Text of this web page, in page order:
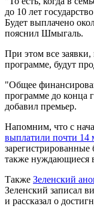
до 10 лет
Будет выплачено
пояснил Шмыгаль.
При этом все
программе, будут
"Общее
программе до конца
добавил премьер.
Напомним, что с
выплатили почти 14
зарегистрированные
также нуждающиеся
Также Зеленский
Зеленский записал
и рассказал о